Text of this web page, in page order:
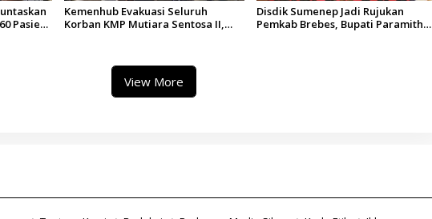
Pasien
Kemenhub Evakuasi Seluruh
Korban KMP Mutiara Sentosa II,
Disdik Sumenep Jadi Rujukan
Pemkab Brebes, Bupati Paramitha
View More